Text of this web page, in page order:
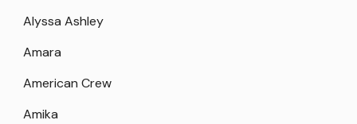
Alyssa Ashley
Amara
American Crew
Amika